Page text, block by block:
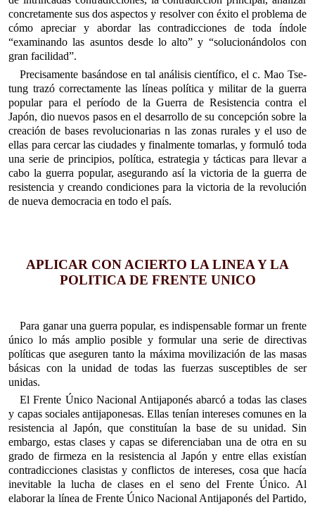
concretamente sus dos aspectos y resolver con éxito el problema de
cómo apreciar y abordar las contradicciones de toda índole
“examinando las asuntos desde lo alto” y “solucionándolos con
gran facilidad”.
Precisamente basándose en tal análisis científico, el c. Mao Tse-
tung trazó correctamente las líneas política y militar de la guerra
popular para el período de la Guerra de Resistencia contra el
Japón, dio nuevos pasos en el desarrollo de su concepción sobre la
creación de bases revolucionarias n las zonas rurales y el uso de
ellas para cercar las ciudades y finalmente tomarlas, y formuló toda
una serie de principios, política, estrategia y tácticas para llevar a
cabo la guerra popular, asegurando así la victoria de la guerra de
resistencia y creando condiciones para la victoria de la revolución
de nueva democracia en todo el país.
APLICAR CON ACIERTO LA LINEA Y LA
POLITICA DE FRENTE UNICO
Para ganar una guerra popular, es indispensable formar un frente
único lo más amplio posible y formular una serie de directivas
políticas que aseguren tanto la máxima movilización de las masas
básicas con la unidad de todas las fuerzas susceptibles de ser
unidas.
El Frente Único Nacional Antijaponés abarcó a todas las clases
y capas sociales antijaponesas. Ellas tenían intereses comunes en la
resistencia al Japón, que constituían la base de su unidad. Sin
embargo, estas clases y capas se diferenciaban una de otra en su
grado de firmeza en la resistencia al Japón y entre ellas existían
contradicciones clasistas y conflictos de intereses, cosa que hacía
inevitable la lucha de clases en el seno del Frente Único. Al
elaborar la línea de Frente Único Nacional Antijaponés del Partido,